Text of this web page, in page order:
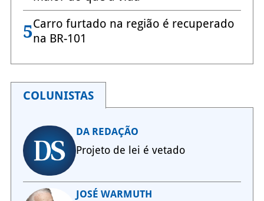
5Carro furtado na região é recuperado
na BR-101
COLUNISTAS
DA REDAÇÃO
Projeto de lei é vetado
JOSÉ WARMUTH